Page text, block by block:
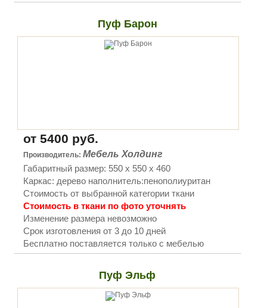
Пуф Барон
от 5400 руб.
Производитель: Мебель Холдинг
Габаритный размер: 550 х 550 х 460
Каркас: дерево наполнитель:пенополиуритан
Стоимость от выбранной категории ткани
Стоимость в ткани по фото уточнять
Изменение размера невозможно
Срок изготовления от 3 до 10 дней
Бесплатно поставляется только с мебелью
Пуф Эльф